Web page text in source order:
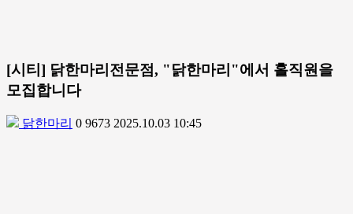
[시티] 닭한마리전문점, "닭한마리"에서 홀직원을
모집합니다
닭한마리 0 9673 2025.10.03 10:45